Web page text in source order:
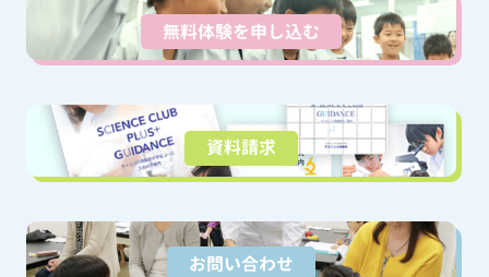
無料体験を申し込む
資料請求
お問い合わせ